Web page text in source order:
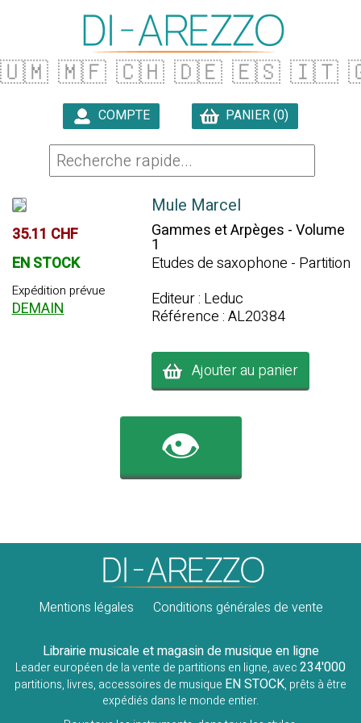
🇺🇲 🇲🇫 🇨🇭 🇩🇪 🇪🇸 🇮🇹
COMPTE PANIER (0)
35.11 CHF
EN STOCK
Expédition prévue
DEMAIN
Mule Marcel
Gammes et Arpèges - Volume
1
Etudes de saxophone - Partition
Editeur : Leduc
Référence : AL20384
Ajouter au panier
👁️
Mentions légales Conditions générales de vente
Librairie musicale et magasin de musique en ligne
Leader européen de la vente de partitions en ligne, avec234'000
partitions, livres, accessoires de musique EN STOCK, prêts à être
expédiés dans le monde entier.